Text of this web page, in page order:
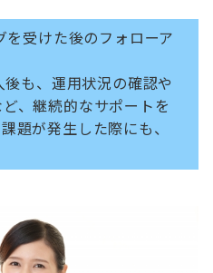
受けた後のフォローア
も、運用状況の確認や
、継続的なサポートを
題が発生した際にも、